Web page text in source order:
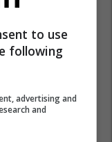
to use
following
advertising and
and